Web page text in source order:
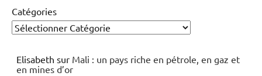
Catégories
Elisabeth sur Mali : un pays riche en pétrole, en gaz et
en mines d’or